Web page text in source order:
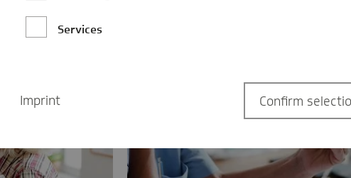
Services
Imprint Confirm